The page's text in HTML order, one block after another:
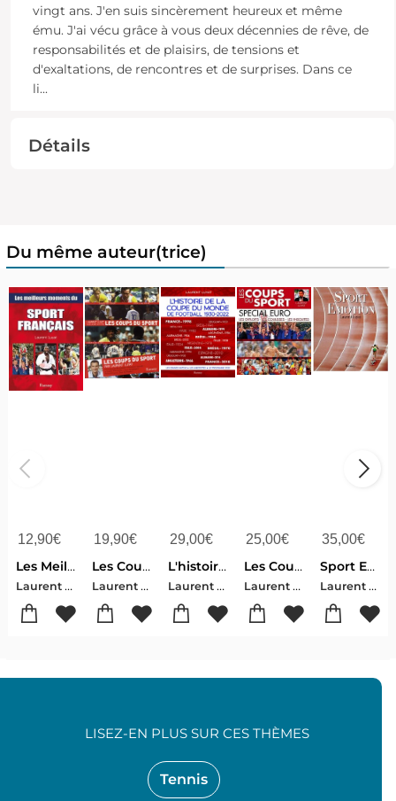
vingt ans. J'en suis sincèrement heureux et même
ému. J'ai vécu grâce à vous deux décennies de rêve, de
responsabilités et de plaisirs, de tensions et
d'exaltations, de rencontres et de surprises. Dans ce
li...
Détails
Du même auteur(trice)
12,90€
Les Meilleurs Moments Du Sport Francais
Laurent Luyat
19,90€
Les Coups Du Sport Tome 1
Laurent Luyat-Guillaume Botton
29,00€
L'histoire De La Coupe Du Monde De Football 1930-2022 : Les Grands Matchs, Les Anecdotes, Le Programme 2022
Laurent Luyat
25,00€
Les Coups Du Sport ; Special Euro ; Les Exploits, Les Coulisses, Les Insolites
Laurent Luyat
35,00€
Sport Emotion
Laurent Luyat
Tennis
LISEZ-EN PLUS SUR CES THÈMES